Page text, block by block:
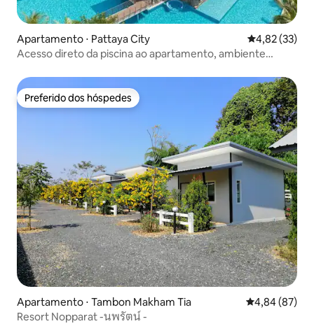
Apartamento ⋅ Pattaya City 4,82 de uma
4,82 (33)
Acesso direto da piscina ao apartamento, ambiente
Laguna 3-Maldivas
Preferido dos hóspedes
Preferido dos hóspedes
Apartamento ⋅ Tambon Makham Tia 4,84 de uma
4,84 (87)
Resort Nopparat -นพรัตน์ -